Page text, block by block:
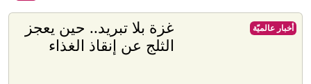
غزة بلا تبريد.. حين يعجز
الثلج عن إنقاذ الغذاء
أخبار عالميّة